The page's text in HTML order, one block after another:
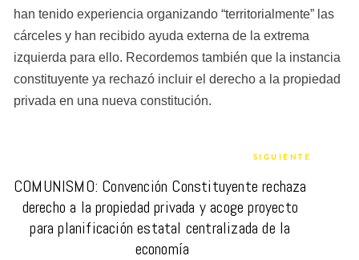
han tenido experiencia organizando “territorialmente” las
cárceles y han recibido ayuda externa de la extrema
izquierda para ello. Recordemos también que la instancia
constituyente ya rechazó incluir el derecho a la propiedad
privada en una nueva constitución.
SIGUIENTE
COMUNISMO: Convención Constituyente rechaza
derecho a la propiedad privada y acoge proyecto
para planificación estatal centralizada de la
economía